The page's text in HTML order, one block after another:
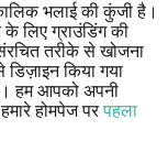
भलाई की कुंजी है।
लिए ग्राउंडिंग की
तरीके से खोजना
किया गया
हम आपको अपनी
होमपेज परपहला